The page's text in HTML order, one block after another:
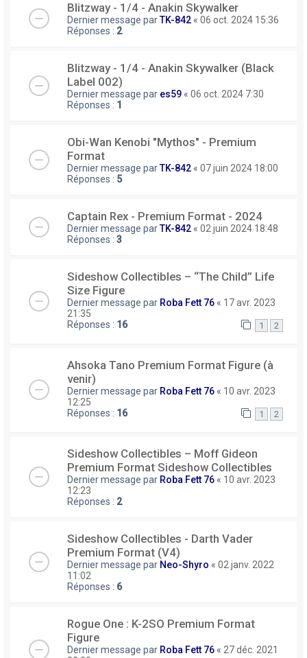
Blitzway - 1/4 - Anakin Skywalker
Dernier message parTK-842 « 06 oct. 2024 15:36
Réponses : 2
Blitzway - 1/4 - Anakin Skywalker (Black
Label 002)
Dernier message par es59 « 06 oct. 2024 7:30
Réponses : 1
Obi-Wan Kenobi "Mythos" - Premium
Format
Dernier message parTK-842 « 07 juin 2024 18:00
Réponses : 5
Captain Rex - Premium Format - 2024
Dernier message parTK-842 « 02 juin 2024 18:48
Réponses : 3
Sideshow Collectibles – “The Child” Life
Size Figure
Dernier message par Roba Fett 76 « 17 avr. 2023
21:35
Réponses : 16 1 2
Ahsoka Tano Premium Format Figure (à
venir)
Dernier message par Roba Fett 76 « 10 avr. 2023
12:25
Réponses : 16 1 2
Sideshow Collectibles – Moff Gideon
Premium Format Sideshow Collectibles
Dernier message par Roba Fett 76 « 10 avr. 2023
12:23
Réponses : 2
Sideshow Collectibles - Darth Vader
Premium Format (V4)
Dernier message par Neo-Shyro « 02 janv. 2022
11:02
Réponses : 6
Rogue One : K-2SO Premium Format
Figure
Dernier message par Roba Fett 76 « 27 déc. 2021